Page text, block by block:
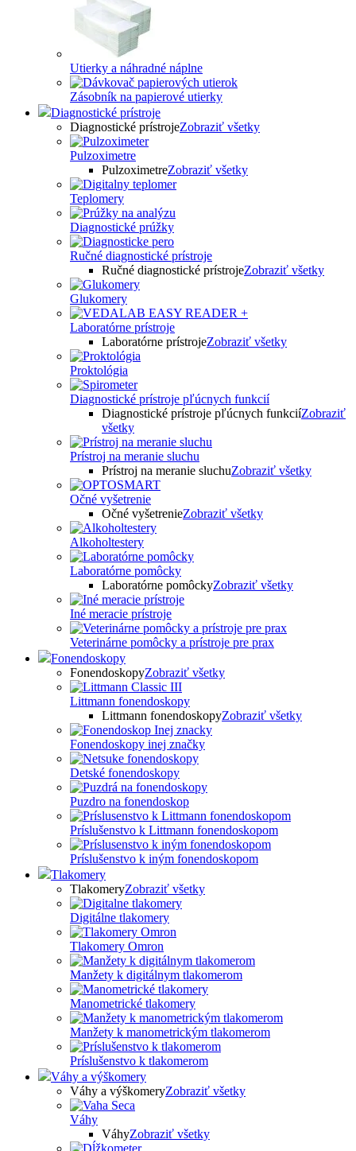
Utierky a náhradné náplne
Zásobník na papierové utierky
Diagnostické prístroje
Diagnostické prístrojeZobraziť všetky
Pulzoximetre
PulzoximetreZobraziť všetky
Teplomery
Diagnostické prúžky
Ručné diagnostické prístroje
Ručné diagnostické prístrojeZobraziť všetky
Glukomery
Laboratórne prístroje
Laboratórne prístrojeZobraziť všetky
Proktológia
Diagnostické prístroje pľúcnych funkcií
Diagnostické prístroje pľúcnych funkciíZobraziť
všetky
Prístroj na meranie sluchu
Prístroj na meranie sluchuZobraziť všetky
Očné vyšetrenie
Očné vyšetrenieZobraziť všetky
Alkoholtestery
Laboratórne pomôcky
Laboratórne pomôckyZobraziť všetky
Iné meracie prístroje
Veterinárne pomôcky a prístroje pre prax
Fonendoskopy
FonendoskopyZobraziť všetky
Littmann fonendoskopy
Littmann fonendoskopyZobraziť všetky
Fonendoskopy inej značky
Detské fonendoskopy
Puzdro na fonendoskop
Príslušenstvo k Littmann fonendoskopom
Príslušenstvo k iným fonendoskopom
Tlakomery
TlakomeryZobraziť všetky
Digitálne tlakomery
Tlakomery Omron
Manžety k digitálnym tlakomerom
Manometrické tlakomery
Manžety k manometrickým tlakomerom
Príslušenstvo k tlakomerom
Váhy a výškomery
Váhy a výškomeryZobraziť všetky
Váhy
VáhyZobraziť všetky